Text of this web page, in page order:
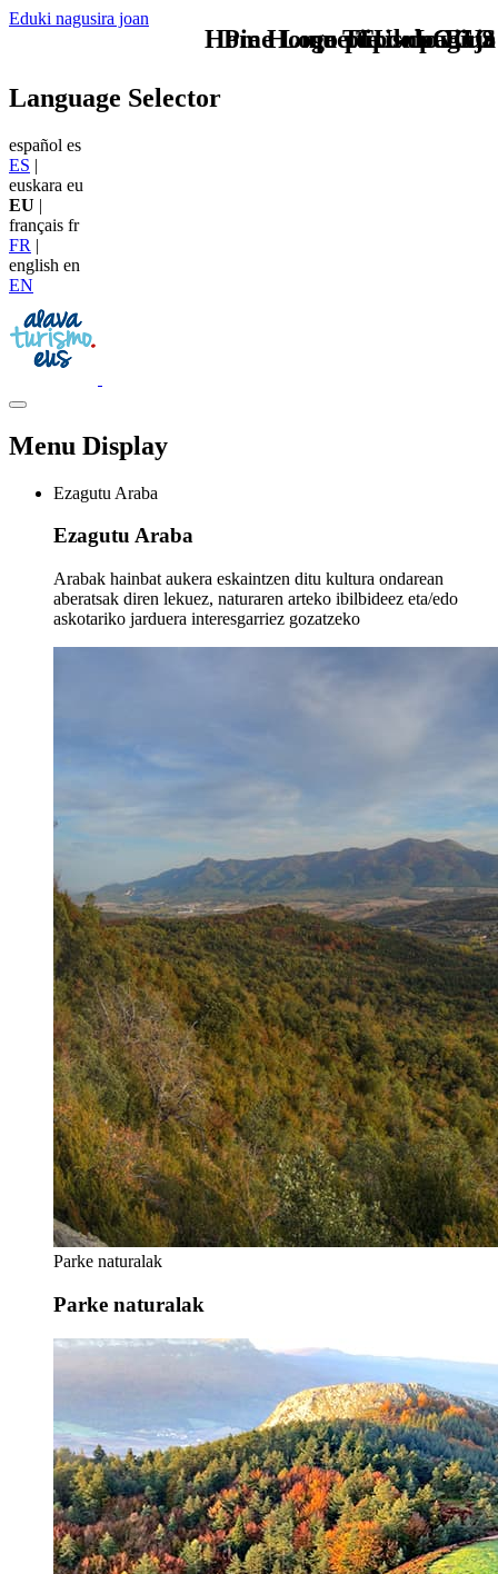
Eduki nagusira joan
TU - LOGO
Language Selector
español es
ES |
euskara eu
EU |
français fr
FR |
english en
EN
Menu Display
Ezagutu Araba
Ezagutu Araba
Arabak hainbat aukera eskaintzen ditu kultura ondarean
aberatsak diren lekuez, naturaren arteko ibilbideez eta/edo
askotariko jarduera interesgarriez gozatzeko
Parke naturalak
Parke naturalak
que tipo de viaje
Home Logo pie de página
Pie Home Turismo EUS